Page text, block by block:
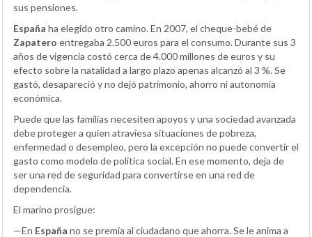
sus pensiones.
España ha elegido otro camino. En 2007, el cheque-bebé de
Zapatero entregaba 2.500 euros para el consumo. Durante sus 3
años de vigencia costó cerca de 4.000 millones de euros y su
efecto sobre la natalidad a largo plazo apenas alcanzó al 3 %. Se
gastó, desapareció y no dejó patrimonio, ahorro ni autonomía
económica.
Puede que las familias necesiten apoyos y una sociedad avanzada
debe proteger a quien atraviesa situaciones de pobreza,
enfermedad o desempleo, pero la excepción no puede convertir el
gasto como modelo de política social. En ese momento, deja de
ser una red de seguridad para convertirse en una red de
dependencia.
El marino prosigue:
—En España no se premia al ciudadano que ahorra. Se le anima a